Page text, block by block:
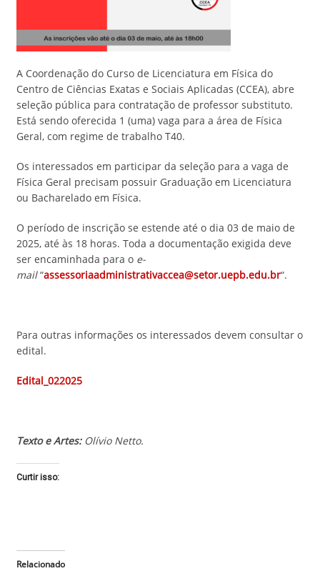
A Coordenação do Curso de Licenciatura em Física do
Centro de Ciências Exatas e Sociais Aplicadas (CCEA), abre
seleção pública para contratação de professor substituto.
Está sendo oferecida 1 (uma) vaga para a área de Física
Geral, com regime de trabalho T40.
Os interessados em participar da seleção para a vaga de
Física Geral precisam possuir Graduação em Licenciatura
ou Bacharelado em Física.
O período de inscrição se estende até o dia 03 de maio de
2025, até às 18 horas. Toda a documentação exigida deve
ser encaminhada para o e-
mail“assessoriaadministrativaccea@setor.uepb.edu.br“.
Para outras informações os interessados devem consultar o
edital.
Edital_022025
Texto e Artes:Olívio Netto.
Curtir isso:
Relacionado